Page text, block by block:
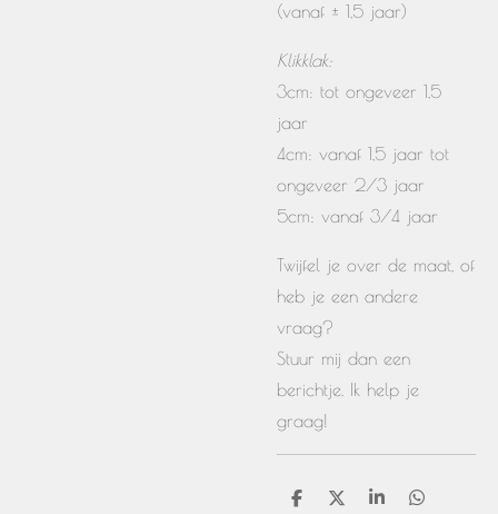
(vanaf ± 1,5 jaar)
Klikklak:
3cm: tot ongeveer 1,5
jaar
4cm: vanaf 1,5 jaar tot
ongeveer 2/3 jaar
5cm: vanaf 3/4 jaar
Twijfel je over de maat, of
heb je een andere
vraag?
Stuur mij dan een
berichtje. Ik help je
graag!
D
D
S
D